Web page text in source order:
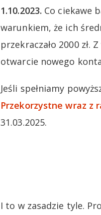
1.10.2023. Co ciekawe
warunkiem, że ich
przekraczało 2000
otwarcie nowego
Jeśli spełniamy
Przekorzystne wraz z
31.03.2025.
I to w zasadzie tyle.